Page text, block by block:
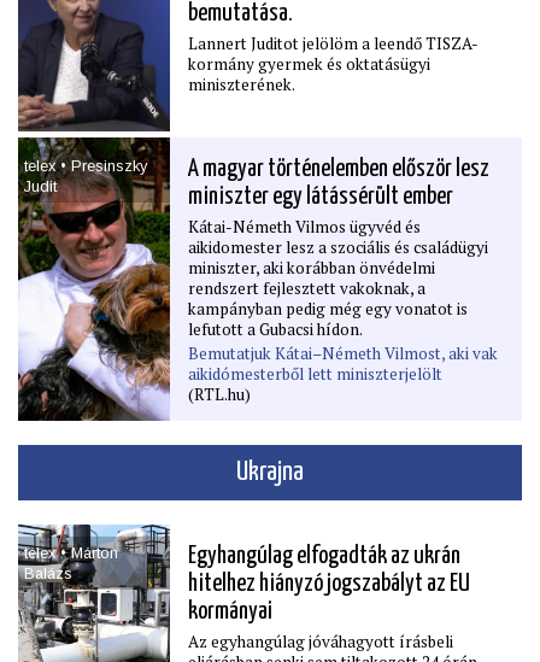
bemutatása.
Lannert Juditot jelölöm a leendő TISZA-
kormány gyermek és oktatásügyi
miniszterének.
telex • Presinszky
Judit
A magyar történelemben először lesz
miniszter egy látássérült ember
Kátai-Németh Vilmos ügyvéd és
aikidomester lesz a szociális és családügyi
miniszter, aki korábban önvédelmi
rendszert fejlesztett vakoknak, a
kampányban pedig még egy vonatot is
lefutott a Gubacsi hídon.
Bemutatjuk Kátai–Németh Vilmost, aki vak
aikidómesterből lett miniszterjelölt
(RTL.hu)
Ukrajna
telex • Márton
Balázs
Egyhangúlag elfogadták az ukrán
hitelhez hiányzó jogszabályt az EU
kormányai
Az egyhangúlag jóváhagyott írásbeli